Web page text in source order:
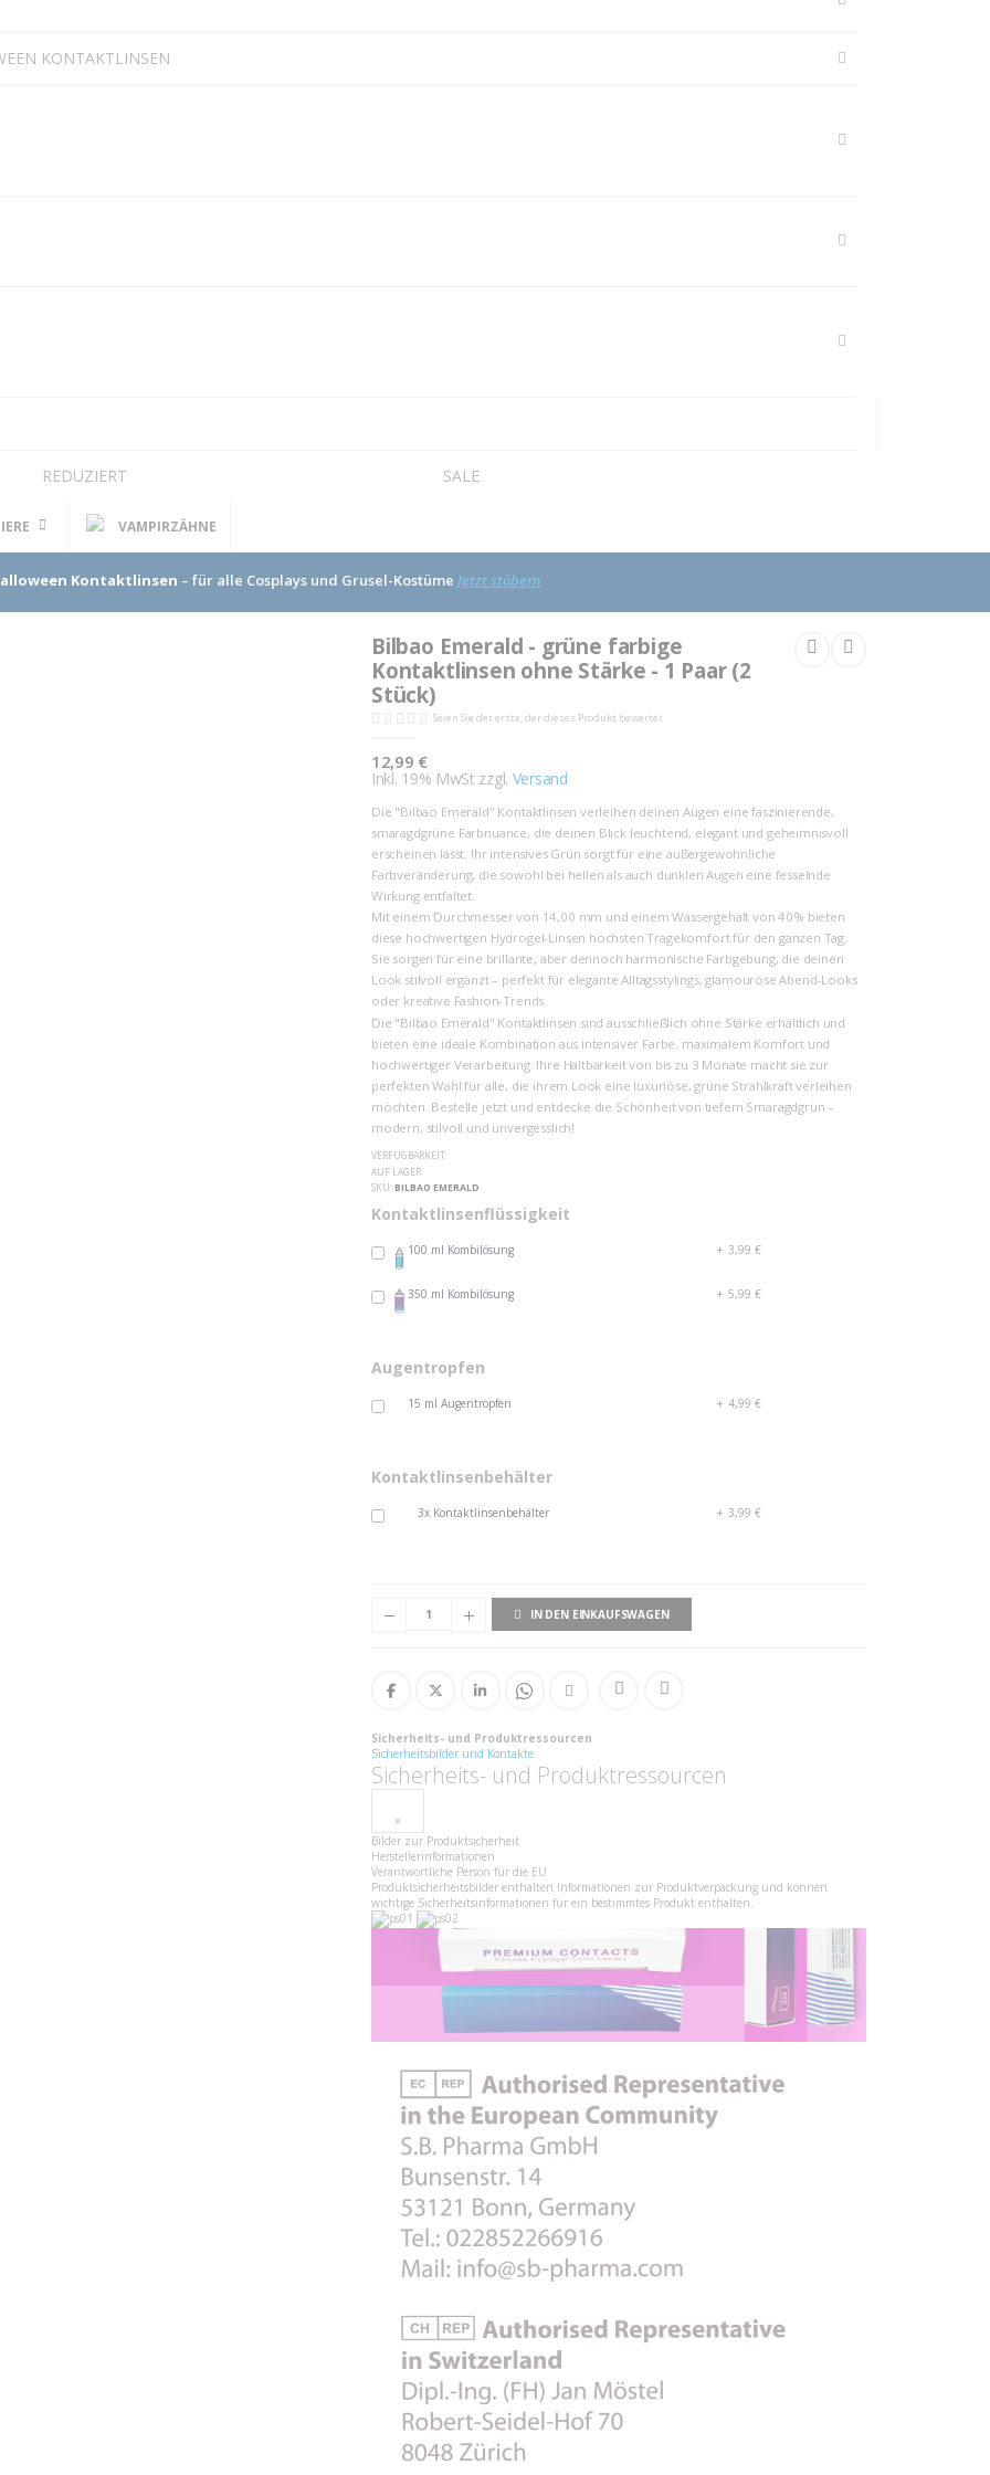
KONTAKTLINSEN
REDUZIERT SALE
VAMPIRZÄHNE
Kontaktlinsen – für alle Cosplays und Grusel-Kostüme Jetzt stöbern
Bilbao Emerald - grüne farbige
Kontaktlinsen ohne Stärke - 1 Paar (2
Stück)
Seien Sie der erste, der dieses Produkt bewertet
12,99 €
Inkl. 19% MwSt zzgl. Versand
Die "Bilbao Emerald" Kontaktlinsen verleihen deinen Augen eine faszinierende,
smaragdgrüne Farbnuance, die deinen Blick leuchtend, elegant und geheimnisvoll
erscheinen lässt. Ihr intensives Grün sorgt für eine außergewöhnliche
Farbveränderung, die sowohl bei hellen als auch dunklen Augen eine fesselnde
Wirkung entfaltet.
Mit einem Durchmesser von 14,00 mm und einem Wassergehalt von 40% bieten
diese hochwertigen Hydrogel-Linsen höchsten Tragekomfort für den ganzen Tag.
Sie sorgen für eine brillante, aber dennoch harmonische Farbgebung, die deinen
Look stilvoll ergänzt – perfekt für elegante Alltagsstylings, glamouröse Abend-Looks
oder kreative Fashion-Trends.
Die "Bilbao Emerald" Kontaktlinsen sind ausschließlich ohne Stärke erhältlich und
bieten eine ideale Kombination aus intensiver Farbe, maximalem Komfort und
hochwertiger Verarbeitung. Ihre Haltbarkeit von bis zu 3 Monate macht sie zur
perfekten Wahl für alle, die ihrem Look eine luxuriöse, grüne Strahlkraft verleihen
möchten. Bestelle jetzt und entdecke die Schönheit von tiefem Smaragdgrün –
modern, stilvoll und unvergesslich!
VERFÜGBARKEIT:
AUF LAGER
SKU BILBAO EMERALD
Kontaktlinsenflüssigkeit
100 ml Kombilösung + 3,99 €
350 ml Kombilösung + 5,99 €
Augentropfen
15 ml Augentropfen + 4,99 €
Kontaktlinsenbehälter
3x Kontaktlinsenbehälter + 3,99 €
IN DEN EINKAUFSWAGEN
Sicherheits- und Produktressourcen
Sicherheitsbilder und Kontakte
Sicherheits- und Produktressourcen
×
Bilder zur Produktsicherheit
Herstellerinformationen
Verantwortliche Person für die EU
Produktsicherheitsbilder enthalten Informationen zur Produktverpackung und können
wichtige Sicherheitsinformationen für ein bestimmtes Produkt enthalten.